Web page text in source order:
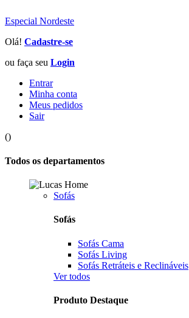
Especial Nordeste
Olá! Cadastre-se
ou faça seu Login
Entrar
Minha conta
Meus pedidos
Sair
()
Todos os departamentos
Sofás
Sofás
Sofás Cama
Sofás Living
Sofás Retráteis e Reclináveis
Ver todos
Produto Destaque